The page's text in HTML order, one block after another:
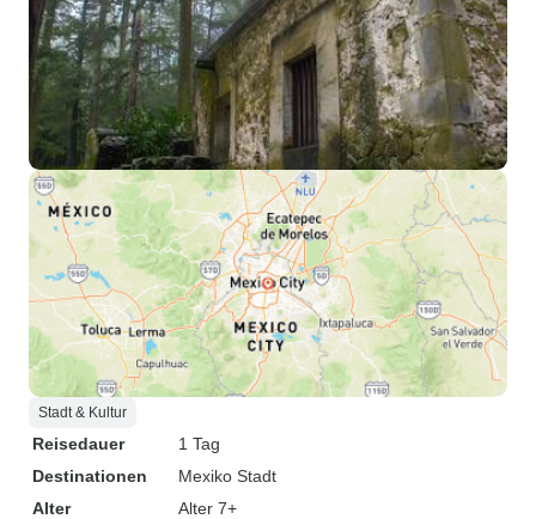
Stadt & Kultur
Reisedauer
1 Tag
Destinationen
Mexiko Stadt
Alter
Alter 7+